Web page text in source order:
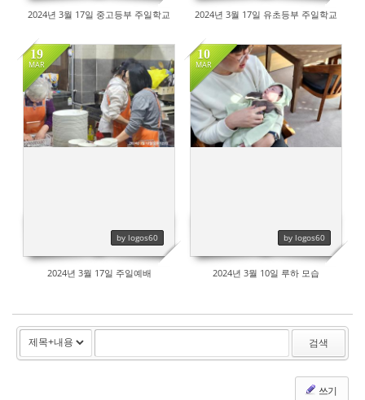
2024년 3월 17일 중고등부 주일학교 2024년 3월 17일 유초등부 주일학교
19
MAR
by logos60
502
2024년 3월 17일 주일예배
10
MAR
by logos60
439
2024년 3월 10일 루하 모습
검색
쓰기